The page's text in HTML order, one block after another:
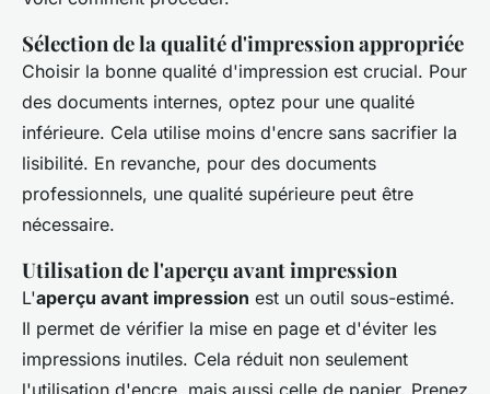
Sélection de la qualité d'impression appropriée
Choisir la bonne qualité d'impression est crucial. Pour
des documents internes, optez pour une qualité
inférieure. Cela utilise moins d'encre sans sacrifier la
lisibilité. En revanche, pour des documents
professionnels, une qualité supérieure peut être
nécessaire.
Utilisation de l'aperçu avant impression
L'aperçu avant impression est un outil sous-estimé.
Il permet de vérifier la mise en page et d'éviter les
impressions inutiles. Cela réduit non seulement
l'utilisation d'encre, mais aussi celle de papier. Prenez